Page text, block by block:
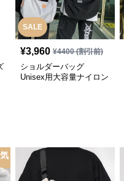
SALE
¥3,960 ¥4400(割引前)
ショルダーバッグ
Unisex用大容量ナイロン
ショルダーバッグ斜め掛